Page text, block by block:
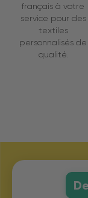
français à votre
service pour des
textiles
personnalisés de
qualité.